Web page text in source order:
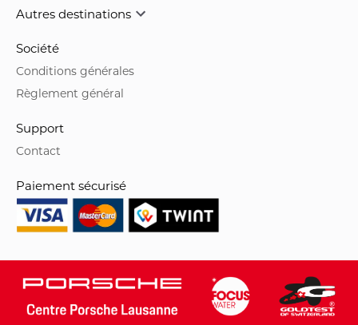
Autres destinations
Société
Conditions générales
Règlement général
Support
Contact
Paiement sécurisé